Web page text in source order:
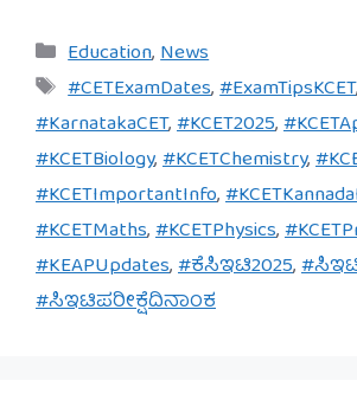
Categories
Education,News
Tags
#CETExamDates,#ExamTipsKCET,
#KarnatakaCET,#KCET2025,
#KCETBiology,#KCETChemistry,
#KCETImportantInfo,
#KCETMaths,#KCETPhysics,
#KEAPUpdates,#ಕೆಸಿಇಟಿ2025,
#ಸಿಇಟಿಪರೀಕ್ಷೆದಿನಾಂಕ